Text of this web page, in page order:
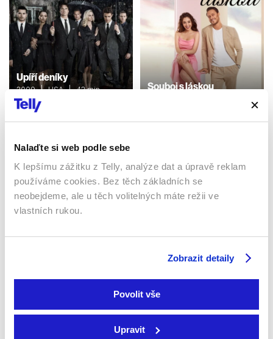
Nalaďte si web podle sebe
K lepšímu zážitku z Telly, analýze dat a úpravě reklam
používáme cookies. Bez těch základních se
neobejdeme, ale u těch volitelných máte režii ve
vlastních rukou.
Zobrazit detaily
Povolit vše
Upravit
Upíří deníky
2009 | USA | 42 min
Seriály / Thriller / Horor /
Romantický / Ostatní /
Souboj s láskou
Sledujte kdekoliv až na 6 zařízeních
Sledovat internetovou televizi jde odkudkoliv